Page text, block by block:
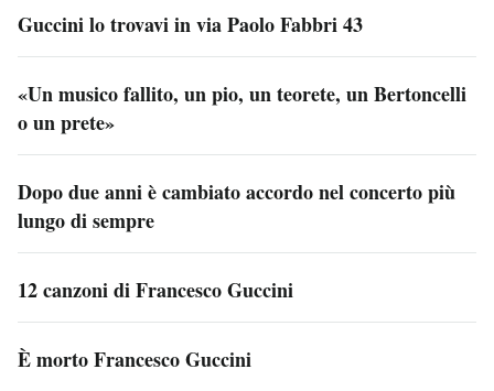
Guccini lo trovavi in via Paolo Fabbri 43
«Un musico fallito, un pio, un teorete, un Bertoncelli
o un prete»
Dopo due anni è cambiato accordo nel concerto più
lungo di sempre
12 canzoni di Francesco Guccini
È morto Francesco Guccini